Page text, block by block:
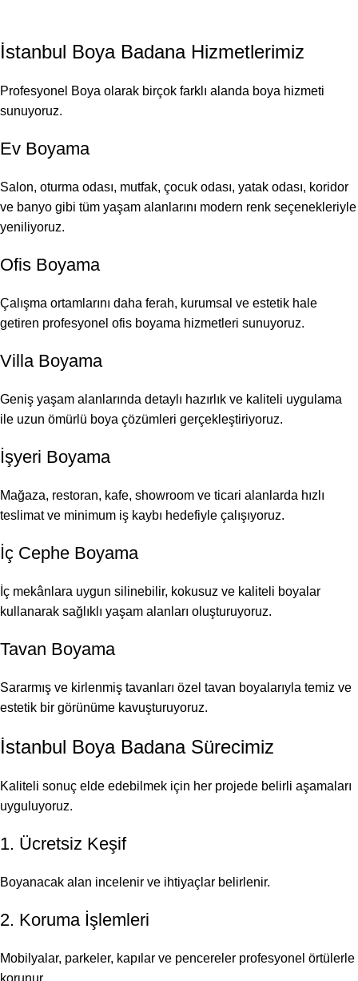
İstanbul Boya BadanaHizmetlerimiz
Profesyonel Boya olarak birçok farklı alanda boya hizmeti
sunuyoruz.
Ev Boyama
Salon, oturma odası, mutfak, çocuk odası, yatak odası, koridor
ve banyo gibi tüm yaşam alanlarını modern renk seçenekleriyle
yeniliyoruz.
Ofis Boyama
Çalışma ortamlarını daha ferah, kurumsal ve estetik hale
getiren profesyonel ofis boyama hizmetleri sunuyoruz.
Villa Boyama
Geniş yaşam alanlarında detaylı hazırlık ve kaliteli uygulama
ile uzun ömürlü boya çözümleri gerçekleştiriyoruz.
İşyeri Boyama
Mağaza, restoran, kafe, showroom ve ticari alanlarda hızlı
teslimat ve minimum iş kaybı hedefiyle çalışıyoruz.
İç Cephe Boyama
İç mekânlara uygun silinebilir, kokusuz ve kaliteli boyalar
kullanarak sağlıklı yaşam alanları oluşturuyoruz.
Tavan Boyama
Sararmış ve kirlenmiş tavanları özel tavan boyalarıyla temiz ve
estetik bir görünüme kavuşturuyoruz.
İstanbul Boya Badana Sürecimiz
Kaliteli sonuç elde edebilmek için her projede belirli aşamaları
uyguluyoruz.
1. Ücretsiz Keşif
Boyanacak alan incelenir ve ihtiyaçlar belirlenir.
2. Koruma İşlemleri
Mobilyalar, parkeler, kapılar ve pencereler profesyonel örtülerle
korunur.